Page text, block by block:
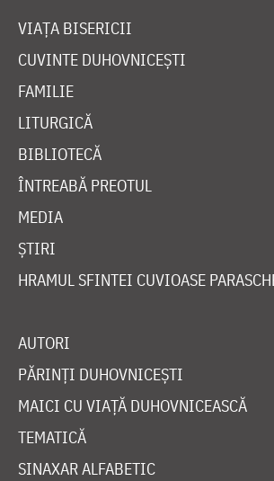
VIAȚA BISERICII
CUVINTE DUHOVNICEȘTI
FAMILIE
LITURGICĂ
BIBLIOTECĂ
ÎNTREABĂ PREOTUL
MEDIA
ȘTIRI
HRAMUL SFINTEI CUVIOASE
AUTORI
PĂRINȚI DUHOVNICEȘTI
MAICI CU VIAȚĂ DUHOVNICEASCĂ
TEMATICĂ
SINAXAR ALFABETIC